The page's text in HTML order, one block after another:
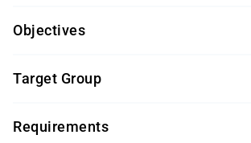
Objectives
Einkauf(SCM520K-AGM)
Target Group
Materialwirtschaft (MM)
Requirements